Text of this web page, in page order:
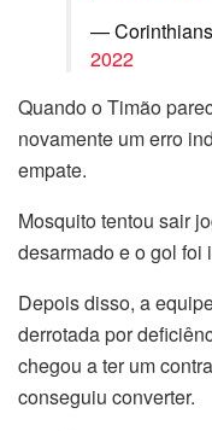
—
2022
Quando o Timão
novamente um erro
empate.
Mosquito tentou sair
desarmado e o gol foi
Depois disso, a
derrotada por
chegou a ter um
conseguiu converter.